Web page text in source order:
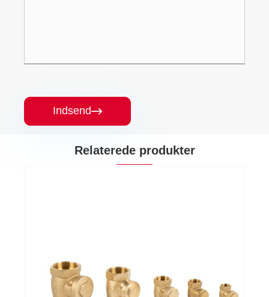
Indsend
Relaterede produkter